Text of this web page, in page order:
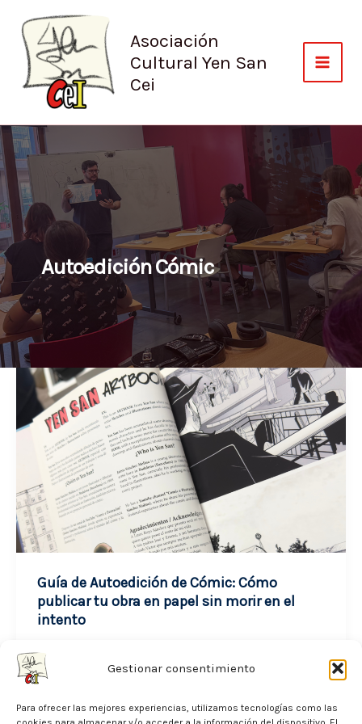
Gestionar consentimiento
Para ofrecer las mejores experiencias, utilizamos tecnologías como las
contenido
Asociación
Cultural Yen San
Cei
Autoedición Cómic
Guía de Autoedición de Cómic: Cómo
publicar tu obra en papel sin morir en el
intento
junio 18, 2026
Muchos de los que estáis leyendo este
artículo os encontráis en esa maravillosa y a